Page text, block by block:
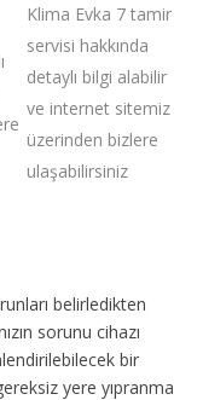
Klima Evka 7 tamir
servisi hakkında
detaylı bilgi alabilir
ve internet sitemiz
üzerinden bizlere
ulaşabilirsiniz
belirledikten
sorunu cihazı
bir
yere yıpranma